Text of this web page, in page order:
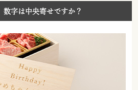
数字は中央寄せですか？